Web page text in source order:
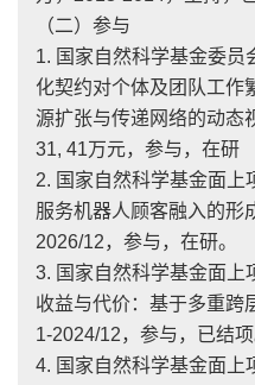
（二）参与
1. 国家自然科学基金委员
化契约对个体及团队工作
源扩张与传递网络的动态
31, 41万元，参与，在研
2. 国家自然科学基金面上
服务机器人顾客融入的形
2026/12，参与，在研。
3. 国家自然科学基金面上
收益与代价：基于多重跨
1-2024/12，参与，已结项
4. 国家自然科学基金面上